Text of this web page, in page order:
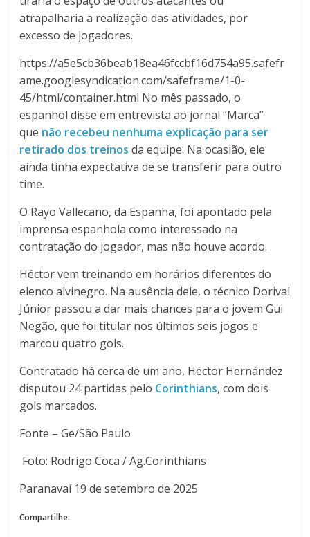
atrapalharia a realização das atividades, por
excesso de jogadores.
https://a5e5cb36beab18ea46fccbf16d754a95.safefr
ame.googlesyndication.com/safeframe/1-0-
45/html/container.html No mês passado, o
espanhol disse em entrevista ao jornal “Marca”
que não recebeu nenhuma explicação para ser
retirado dos treinos da equipe. Na ocasião, ele
ainda tinha expectativa de se transferir para outro
time.
O Rayo Vallecano, da Espanha, foi apontado pela
imprensa espanhola como interessado na
contratação do jogador, mas não houve acordo.
Héctor vem treinando em horários diferentes do
elenco alvinegro. Na ausência dele, o técnico Dorival
Júnior passou a dar mais chances para o jovem Gui
Negão, que foi titular nos últimos seis jogos e
marcou quatro gols.
Contratado há cerca de um ano, Héctor Hernández
disputou 24 partidas pelo Corinthians, com dois
gols marcados.
Fonte – Ge/São Paulo
Foto: Rodrigo Coca / Ag.Corinthians
Paranavaí 19 de setembro de 2025
Compartilhe: